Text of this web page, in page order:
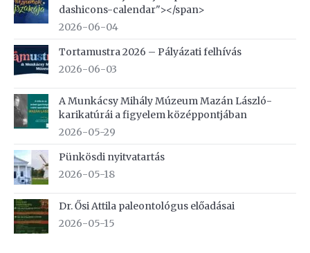
dashicons-calendar"></span>
2026-06-04
Tortamustra 2026 – Pályázati felhívás
2026-06-03
A Munkácsy Mihály Múzeum Mazán László-
karikatúrái a figyelem középpontjában
2026-05-29
Pünkösdi nyitvatartás
2026-05-18
Dr. Ősi Attila paleontológus előadásai
2026-05-15